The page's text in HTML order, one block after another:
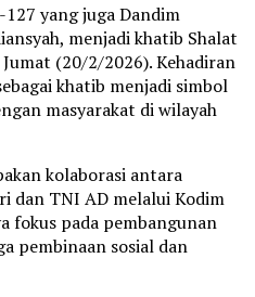
yang juga Dandim
menjadi khatib Shalat
(20/2/2026). Kehadiran
khatib menjadi simbol
masyarakat di wilayah
kolaborasi antara
dan TNI AD melalui Kodim
fokus pada pembangunan
pembinaan sosial dan